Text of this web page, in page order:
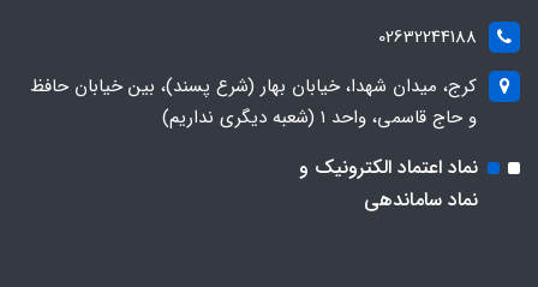
02632244188
کرج، میدان شهدا، خیابان بهار (شرع پسند)، بین خیابان حافظ
و حاج قاسمی، واحد ۱ (شعبه دیگری نداریم)
نماد اعتماد الکترونیک و
نماد ساماندهی